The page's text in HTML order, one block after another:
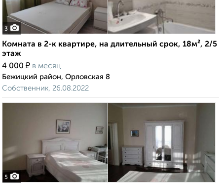
3
Комната в 2-к квартире, на длительный срок, 18м², 2/5
этаж
4 000 ₽ в месяц
Бежицкий район, Орловская 8
Собственник, 26.08.2022
5